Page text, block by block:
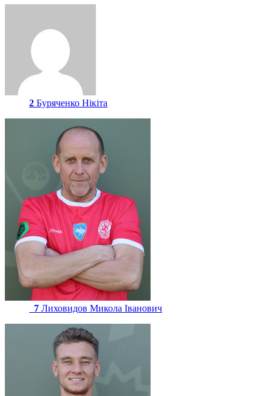
2 Буряченко Нікіта
7 Лиховидов Микола Іванович